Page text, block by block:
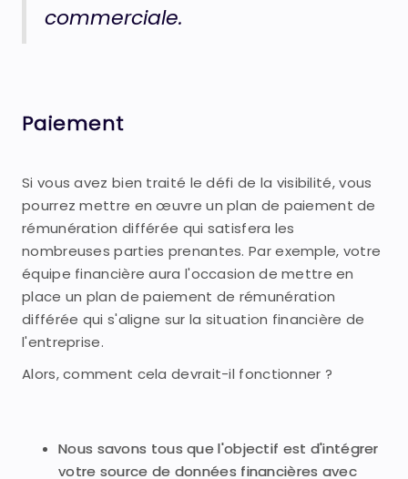
commerciale.
Paiement
Si vous avez bien traité le défi de la visibilité, vous
pourrez mettre en œuvre un plan de paiement de
rémunération différée qui satisfera les
nombreuses parties prenantes. Par exemple, votre
équipe financière aura l'occasion de mettre en
place un plan de paiement de rémunération
différée qui s'aligne sur la situation financière de
l'entreprise.
Alors, comment cela devrait-il fonctionner ?
Nous savons tous que l'objectif est d'intégrer
votre source de données financières avec